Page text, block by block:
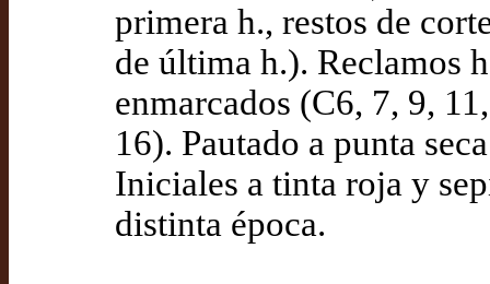
primera h., restos de
de última h.). Reclamos
enmarcados (C6, 7, 9,
16). Pautado a punta
Iniciales a tinta roja y
distinta época.